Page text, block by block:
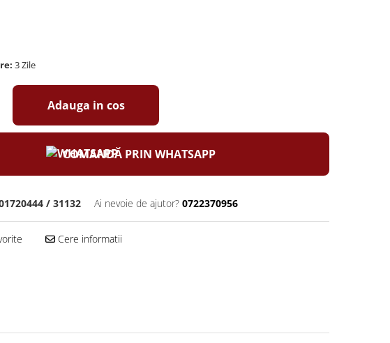
3 Zile
Adauga in cos
COMANDĂ PRIN WHATSAPP
/ 31132 Ai nevoie de ajutor? 0722370956
Cere informatii